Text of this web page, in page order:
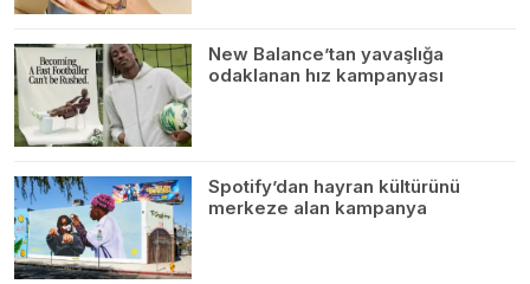
New Balance’tan yavaşlığa
odaklanan hız kampanyası
Spotify’dan hayran kültürünü
merkeze alan kampanya